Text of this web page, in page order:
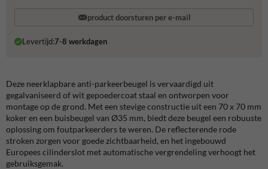
product doorsturen per e-mail
Levertijd:7-8 werkdagen
Deze neerklapbare anti-parkeerbeugel is vervaardigd uit
gegalvaniseerd of wit gepoedercoat staal en ontworpen voor
montage op de grond. Met een stevige constructie uit een 70 x 70 mm
koker en een buisbeugel van Ø35 mm, biedt deze beugel een robuuste
oplossing om foutparkeerders te weren. De reflecterende rode
stroken zorgen voor goede zichtbaarheid, en het ingebouwd
Europees cilinderslot met automatische vergrendeling verhoogt het
gebruiksgemak.